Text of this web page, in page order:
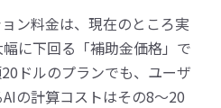
ン料金は、現在のところ実
に下回る「補助金価格」で
ドルのプランでも、ユーザ
の計算コストはその8〜20